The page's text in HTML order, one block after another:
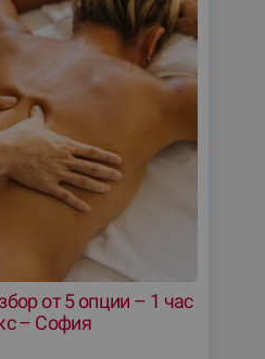
от 5 опции – 1 час
– София